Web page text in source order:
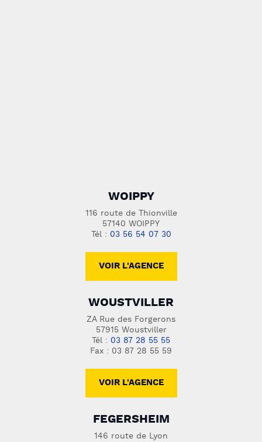
WOIPPY
116 route de Thionville
57140 WOIPPY
Tél : 03 56 54 07 30
VOIR L'AGENCE
WOUSTVILLER
ZA Rue des Forgerons
57915 Woustviller
Tél : 03 87 28 55 55
Fax : 03 87 28 55 59
VOIR L'AGENCE
FEGERSHEIM
146 route de Lyon